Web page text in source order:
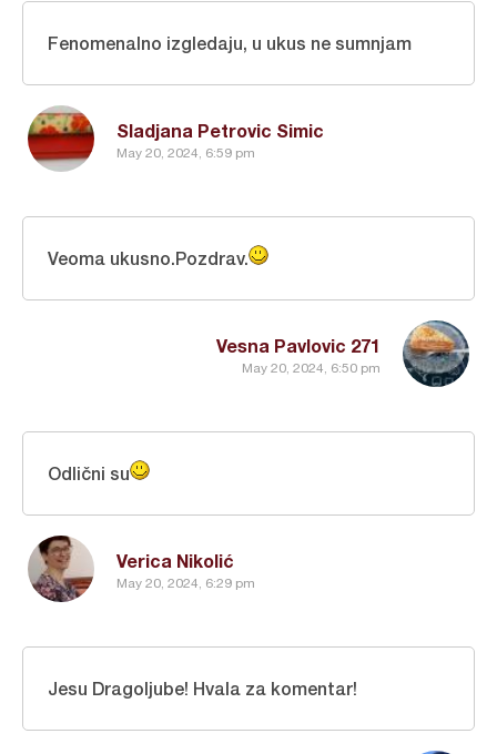
Sladjana Petrovic Simic
May 20, 2024, 6:59 pm
Fenomenalno izgledaju, u ukus ne sumnjam
Vesna Pavlovic 271
May 20, 2024, 6:50 pm
Veoma ukusno.Pozdrav.
Verica Nikolić
May 20, 2024, 6:29 pm
Odlični su
Jesu Dragoljube! Hvala za komentar!